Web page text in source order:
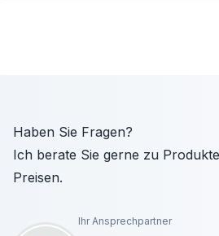
Haben Sie Fragen?
Ich berate Sie gerne zu
Preisen.
Ihr Ansprechpartner